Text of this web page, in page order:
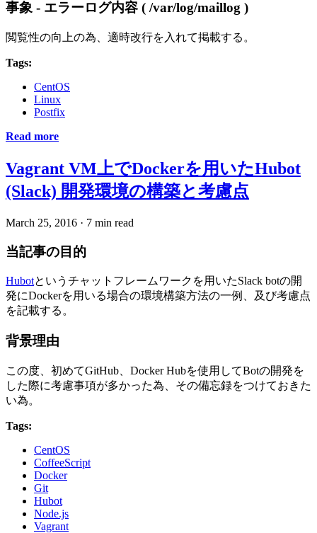
事象 - エラーログ内容 ( /var/log/maillog )
閲覧性の向上の為、適時改行を入れて掲載する。
Tags:
CentOS
Linux
Postfix
Read more
Vagrant VM上でDockerを用いたHubot
(Slack) 開発環境の構築と考慮点
March 25, 2016 · 7 min read
当記事の目的
Hubotというチャットフレームワークを用いたSlack botの開
発にDockerを用いる場合の環境構築方法の一例、及び考慮点
を記載する。
背景理由
この度、初めてGitHub、Docker Hubを使用してBotの開発を
した際に考慮事項が多かった為、その備忘録をつけておきた
い為。
Tags:
CentOS
CoffeeScript
Docker
Git
Hubot
Node.js
Vagrant